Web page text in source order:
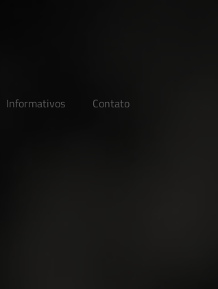
Informativos Contato